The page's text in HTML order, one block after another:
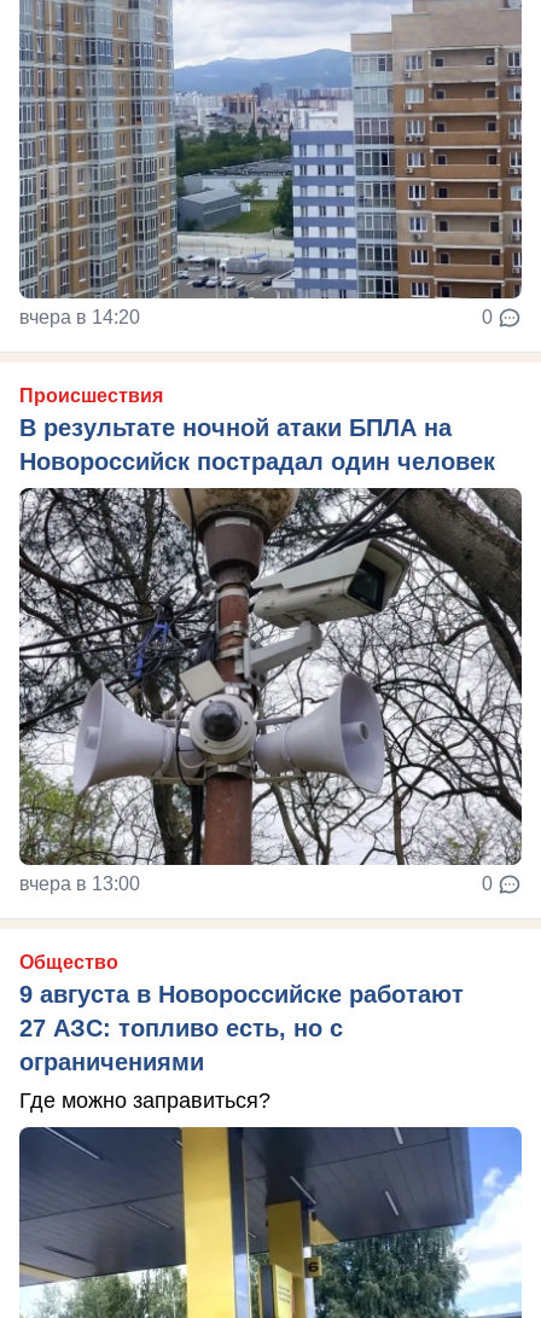
вчера в 14:20 0
Происшествия
В результате ночной атаки БПЛА на
Новороссийск пострадал один человек
вчера в 13:00 0
Общество
9 августа в Новороссийске работают
27 АЗС: топливо есть, но с
ограничениями
Где можно заправиться?